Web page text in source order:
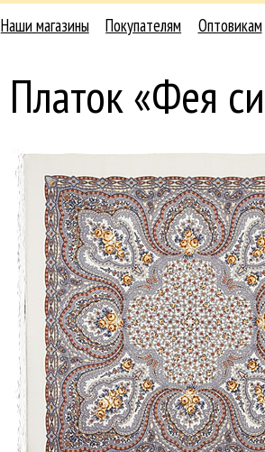
Наши магазины Покупателям Оптовикам
Платок «Фея